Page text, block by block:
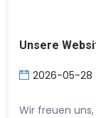
Unsere
2026-05-28
Wir freuen